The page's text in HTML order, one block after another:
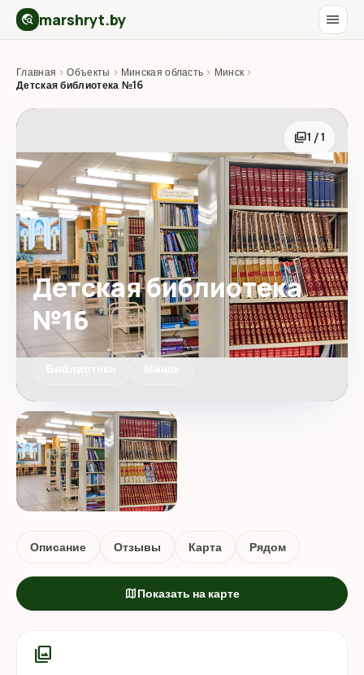
travel_explore marshryt.by menu
Главная › Объекты › Минская область › Минск ›
Детская библиотека №16
photo_library1 / 1
Детская библиотека
№16
Описание Отзывы Карта Рядом
mapПоказать на карте
photo_library